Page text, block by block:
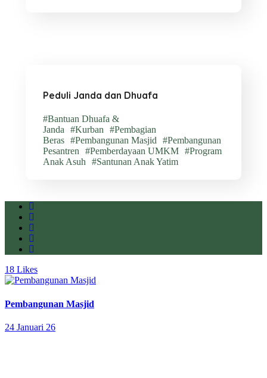
Peduli Janda dan Dhuafa
#Bantuan Dhuafa &
Janda
#Kurban
#Pembagian
Beras #Pembangunan Masjid
#Pembangunan
Pesantren
#Pemberdayaan UMKM #Program
Anak Asuh
#Santunan Anak Yatim
18 Likes
Pembangunan Masjid
24 Januari 26